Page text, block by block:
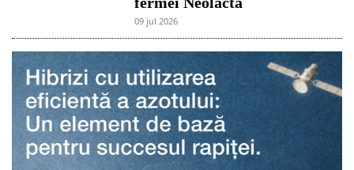
09 jul 2026